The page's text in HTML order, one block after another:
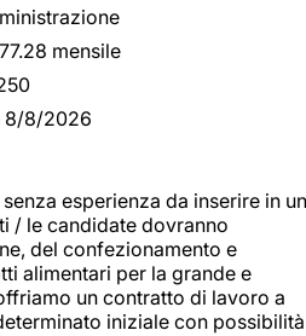
mensile
8/8/2026
esperienza da inserire in un
/ le candidate dovranno
del confezionamento e
alimentari per la grande e
un contratto di lavoro a
iniziale con possibilità